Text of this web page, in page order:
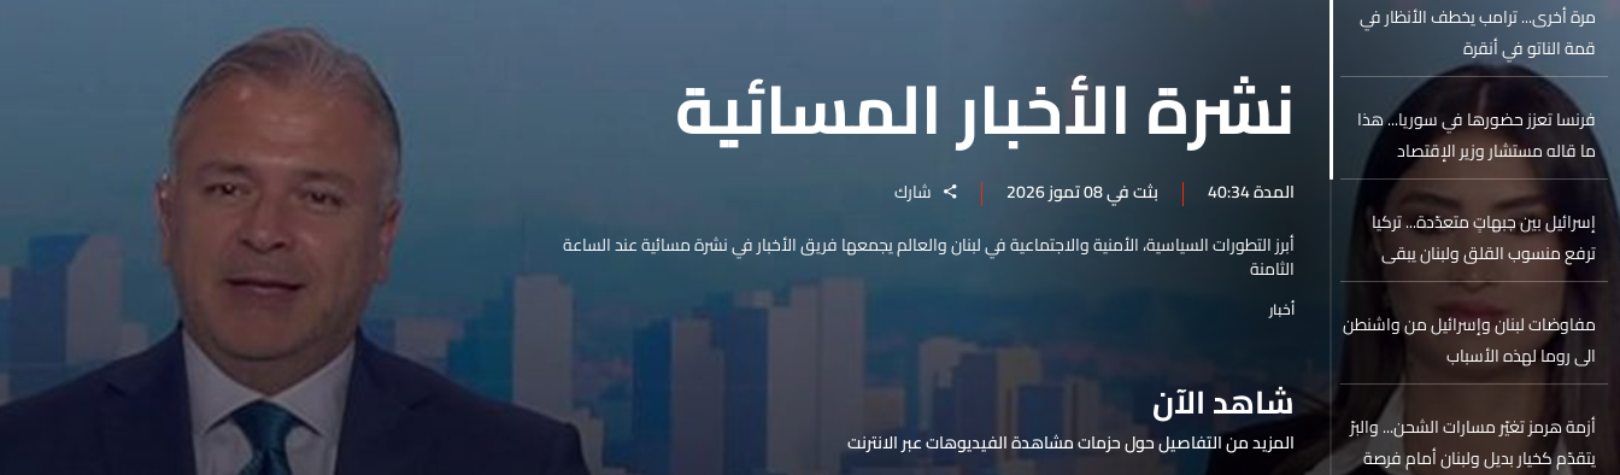
نشرة الأخبار المسائية
المدة 40:34 بثت في 08 تموز 2026
شارك
أبرز التطورات السياسية، الأمنية والاجتماعية في لبنان والعالم يجمعها فريق الأخبار في نشرة مسائية عند الساعة
الثامنة
أخبار
شاهد الآن
المزيد من التفاصيل حول حزمات مشاهدة الفيديوهات عبر الانترنت
مرة أخرى... ترامب يخطف الأنظار في
قمة الناتو في أنقرة
فرنسا تعزز حضورها في سوريا... هذا
ما قاله مستشار وزير الإقتصاد
السوري للـLBCI
إسرائيل بين جبهاتٍ متعدّدة... تركيا
ترفع منسوب القلق ولبنان يبقى
الأولوية
مفاوضات لبنان وإسرائيل من واشنطن
الى روما لهذه الأسباب
أزمة هرمز تغيّر مسارات الشحن... والبرّ
يتقدّم كخيار بديل ولبنان أمام فرصة